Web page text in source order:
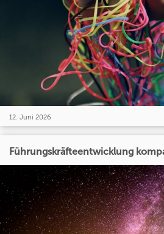
12. Juni 2026
Führungskräfteentwicklung